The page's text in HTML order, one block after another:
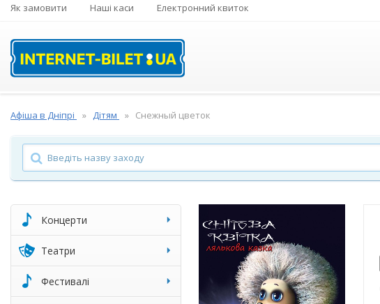
Як замовити Наші каси Електронний квиток
Афіша в Дніпрі Дітям Снежный цветок
Концерти
Театри
Фестивалі